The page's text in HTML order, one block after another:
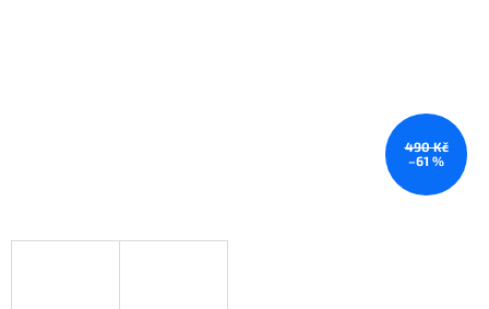
490 Kč
–61 %